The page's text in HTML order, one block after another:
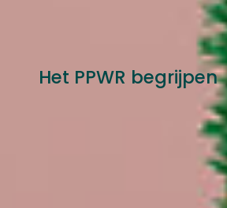
Het PPWR begrijpen